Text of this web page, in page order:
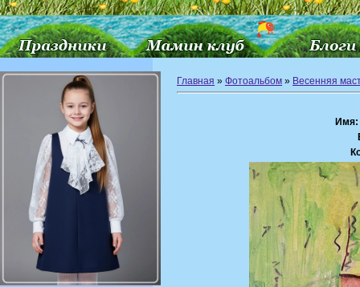
Главная » Фотоальбом » Весенняя
Имя: